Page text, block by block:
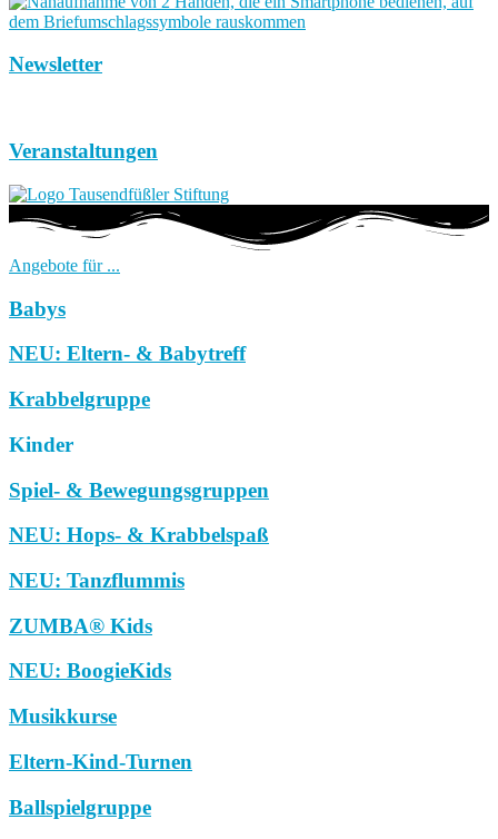
Newsletter
Veranstaltungen
Angebote für ...
Babys
NEU: Eltern- & Babytreff
Krabbelgruppe
Kinder
Spiel- & Bewegungsgruppen
NEU: Hops- & Krabbelspaß
NEU: Tanzflummis
ZUMBA® Kids
NEU: BoogieKids
Musikkurse
Eltern-Kind-Turnen
Ballspielgruppe